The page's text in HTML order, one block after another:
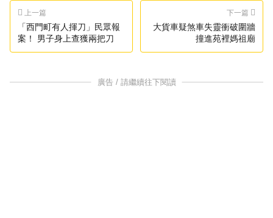
上一篇
「西門町有人揮刀」民眾報
案！ 男子身上查獲兩把刀
下一篇
大貨車疑煞車失靈衝破圍牆
撞進苑裡媽祖廟
廣告 / 請繼續往下閱讀